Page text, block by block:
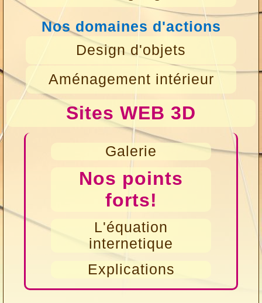
Nos domaines d'actions
Design d'objets
Aménagement intérieur
Sites WEB 3D
Galerie
Nos points
forts!
L'équation
internetique
Explications